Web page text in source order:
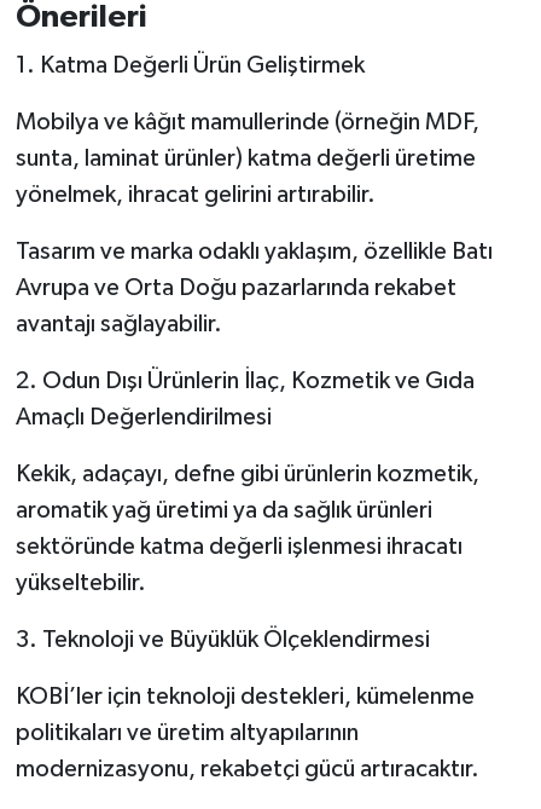
Önerileri
1. Katma Değerli Ürün Geliştirmek
Mobilya ve kâğıt mamullerinde (örneğin MDF,
sunta, laminat ürünler) katma değerli üretime
yönelmek, ihracat gelirini artırabilir.
Tasarım ve marka odaklı yaklaşım, özellikle Batı
Avrupa ve Orta Doğu pazarlarında rekabet
avantajı sağlayabilir.
2. Odun Dışı Ürünlerin İlaç, Kozmetik ve Gıda
Amaçlı Değerlendirilmesi
Kekik, adaçayı, defne gibi ürünlerin kozmetik,
aromatik yağ üretimi ya da sağlık ürünleri
sektöründe katma değerli işlenmesi ihracatı
yükseltebilir.
3. Teknoloji ve Büyüklük Ölçeklendirmesi
KOBİ’ler için teknoloji destekleri, kümelenme
politikaları ve üretim altyapılarının
modernizasyonu, rekabetçi gücü artıracaktır.